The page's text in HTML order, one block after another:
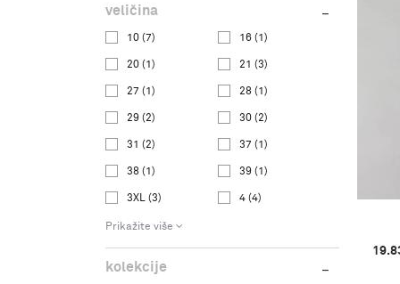
veličina
10 (7) 16 (1)
20 (1) 21 (3)
27 (1) 28 (1)
29 (2) 30 (2)
31 (2) 37 (1)
38 (1) 39 (1)
3XL (3) 4 (4)
Prikažite više
kolekcije